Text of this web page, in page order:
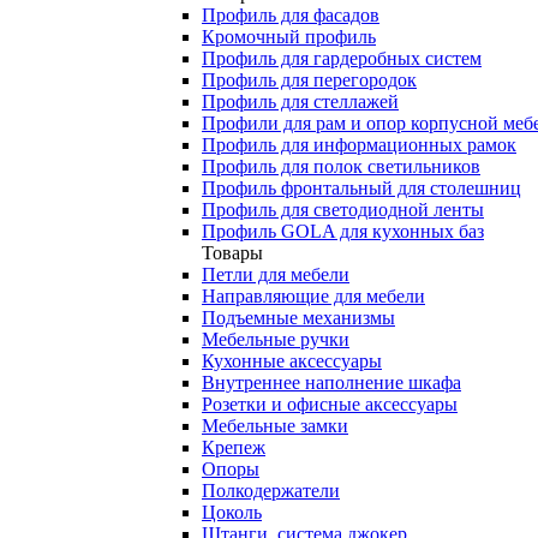
Профиль для фасадов
Кромочный профиль
Профиль для гардеробных систем
Профиль для перегородок
Профиль для стеллажей
Профили для рам и опор корпусной
Профиль для информационных рамок
Профиль для полок светильников
Профиль фронтальный для столешниц
Профиль для светодиодной ленты
Профиль GOLA для кухонных баз
Товары
Петли для мебели
Направляющие для мебели
Подъемные механизмы
Мебельные ручки
Кухонные аксессуары
Внутреннее наполнение шкафа
Розетки и офисные аксессуары
Мебельные замки
Крепеж
Опоры
Полкодержатели
Цоколь
Штанги, система джокер